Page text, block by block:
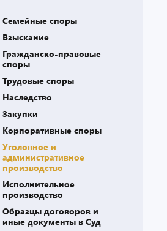
Семейные споры
Взыскание
Гражданско-правовые
споры
Трудовые споры
Наследство
Закупки
Корпоративные споры
Уголовное и
административное
производство
Исполнительное
производство
Образцы договоров и
иные документы в Суд